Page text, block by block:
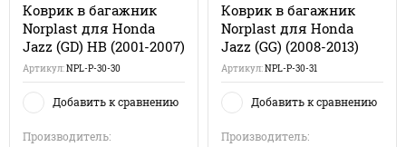
Коврик в багажник
Norplast для Honda
Jazz (GD) HB (2001-2007)
Артикул:NPL-P-30-30
Добавить к сравнению
Производитель:
Коврик в багажник
Norplast для Honda
Jazz (GG) (2008-2013)
Артикул:NPL-P-30-31
Добавить к сравнению
Производитель: